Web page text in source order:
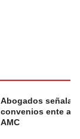
Abogados
convenios ente
AMC